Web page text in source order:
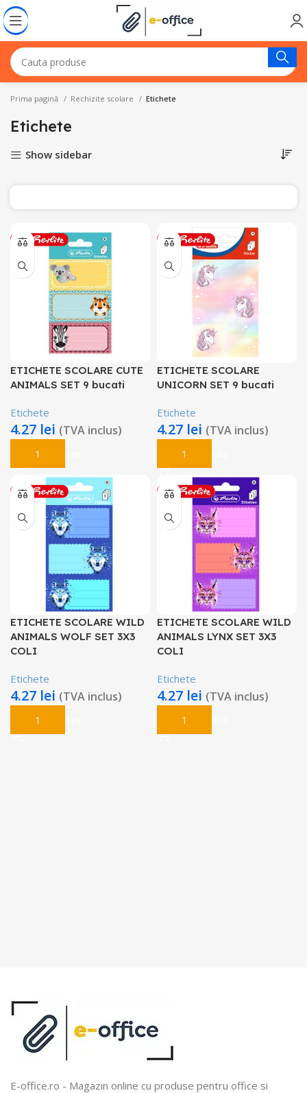
Prima pagină Rechizite scolare Etichete
Etichete
Show sidebar
ETICHETE SCOLARE CUTE
ANIMALS SET 9 bucati
Etichete
4.27 lei (TVA inclus)
Adaugă În Coș
ETICHETE SCOLARE
UNICORN SET 9 bucati
Etichete
4.27 lei (TVA inclus)
Adaugă În Coș
ETICHETE SCOLARE WILD
ANIMALS WOLF SET 3X3
COLI
Etichete
4.27 lei (TVA inclus)
Adaugă În Coș
ETICHETE SCOLARE WILD
ANIMALS LYNX SET 3X3
COLI
Etichete
4.27 lei (TVA inclus)
Adaugă În Coș
E-office.ro - Magazin online cu produse pentru office si